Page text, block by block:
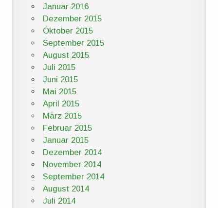
Januar 2016
Dezember 2015
Oktober 2015
September 2015
August 2015
Juli 2015
Juni 2015
Mai 2015
April 2015
März 2015
Februar 2015
Januar 2015
Dezember 2014
November 2014
September 2014
August 2014
Juli 2014